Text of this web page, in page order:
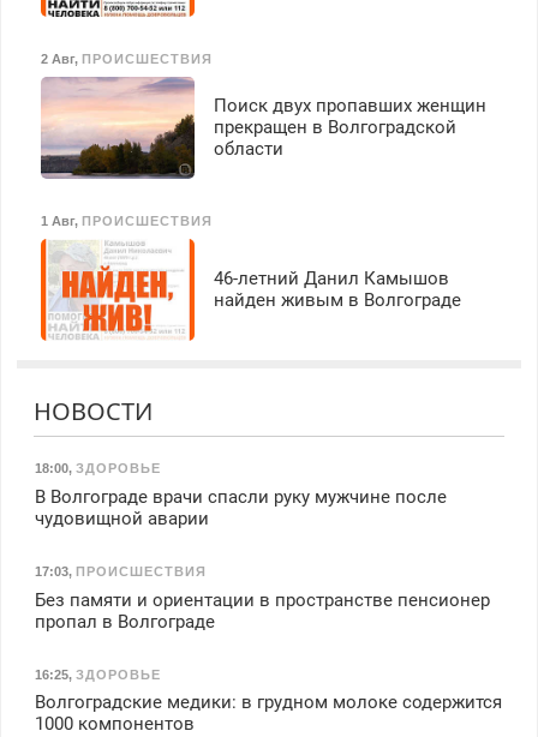
2 Авг, ПРОИСШЕСТВИЯ
Поиск двух пропавших женщин
прекращен в Волгоградской
области
1 Авг, ПРОИСШЕСТВИЯ
46-летний Данил Камышов
найден живым в Волгограде
НОВОСТИ
18:00, ЗДОРОВЬЕ
В Волгограде врачи спасли руку мужчине после
чудовищной аварии
17:03, ПРОИСШЕСТВИЯ
Без памяти и ориентации в пространстве пенсионер
пропал в Волгограде
16:25, ЗДОРОВЬЕ
Волгоградские медики: в грудном молоке содержится
1000 компонентов